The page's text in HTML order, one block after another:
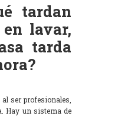
tardan
lavar,
tarda
ser profesionales,
Hay un sistema de